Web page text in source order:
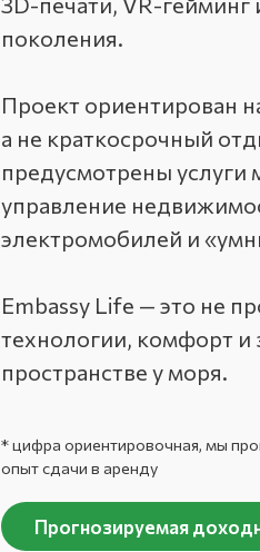
поколения.
Проект ориентирован
а не краткосрочный
предусмотрены услуги
управление
электромобилей и
Embassy Life — это не
технологии, комфорт
пространстве у моря.
* цифра ориентировочная, мы
опыт сдачи в аренду
Прогнозируемая